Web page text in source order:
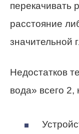
перекачивать
расстояние
значительной
Недостатков
вода» всего